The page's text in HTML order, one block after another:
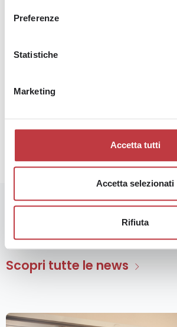
Preferenze
Statistiche
Marketing
Accetta tutti
Accetta selezionati
Rifiuta
qualificate e soluzioni HR ad alto
L’AI non ruba lavoro: come proteggere (e potenziare) la tua carriera con l’Intelligenza artificiale
In questa categoria
Scopri tutte le news